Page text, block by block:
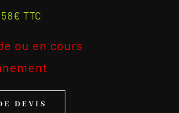
€ TTC
ou en cours
DEVIS